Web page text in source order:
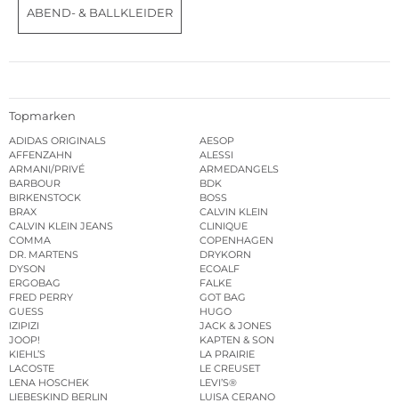
ABEND- & BALLKLEIDER
Topmarken
ADIDAS ORIGINALS
AESOP
AFFENZAHN
ALESSI
ARMANI/PRIVÉ
ARMEDANGELS
BARBOUR
BDK
BIRKENSTOCK
BOSS
BRAX
CALVIN KLEIN
CALVIN KLEIN JEANS
CLINIQUE
COMMA
COPENHAGEN
DR. MARTENS
DRYKORN
DYSON
ECOALF
ERGOBAG
FALKE
FRED PERRY
GOT BAG
GUESS
HUGO
IZIPIZI
JACK & JONES
JOOP!
KAPTEN & SON
KIEHL’S
LA PRAIRIE
LACOSTE
LE CREUSET
LENA HOSCHEK
LEVI’S®
LIEBESKIND BERLIN
LUISA CERANO